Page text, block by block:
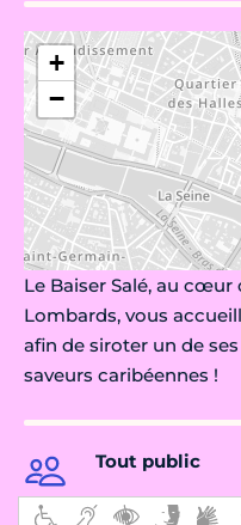
+
−
Le Baiser Salé, au cœur
Lombards, vous
afin de siroter un de
saveurs caribéennes !
Tout public